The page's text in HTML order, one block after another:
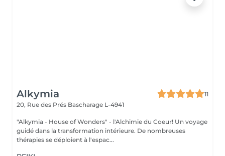
Alkymia
11
20, Rue des Prés Bascharage L-4941
"Alkymia - House of Wonders" - l'Alchimie du Coeur! Un voyage
guidé dans la transformation intérieure. De nombreuses
thérapies se déploient à l'espac...